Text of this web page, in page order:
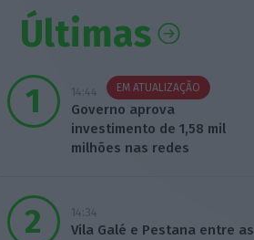
Últimas
14:44 EM ATUALIZAÇÃO
Governo aprova
investimento de 1,58 mil
milhões nas redes
14:34
Vila Galé e Pestana entre as